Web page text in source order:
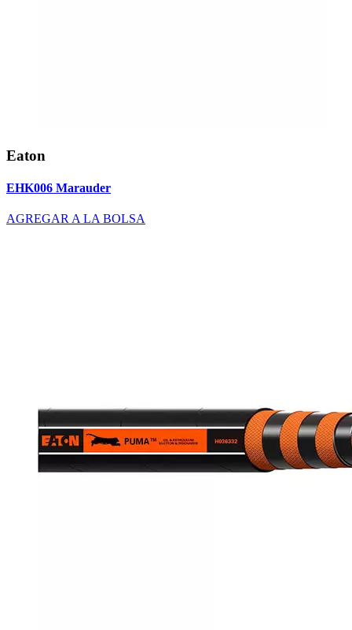
Eaton
EHK006 Marauder
AGREGAR A LA BOLSA